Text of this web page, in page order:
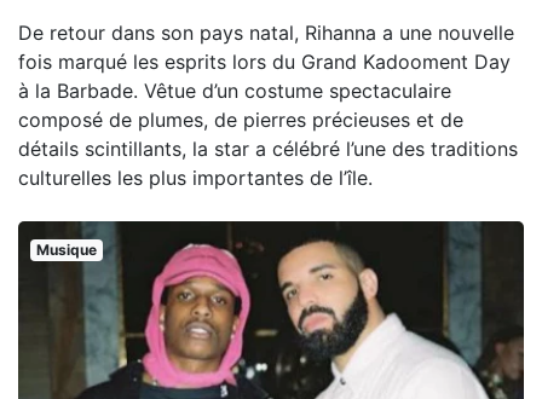
De retour dans son pays natal, Rihanna a une nouvelle
fois marqué les esprits lors du Grand Kadooment Day
à la Barbade. Vêtue d’un costume spectaculaire
composé de plumes, de pierres précieuses et de
détails scintillants, la star a célébré l’une des traditions
culturelles les plus importantes de l’île.
Musique